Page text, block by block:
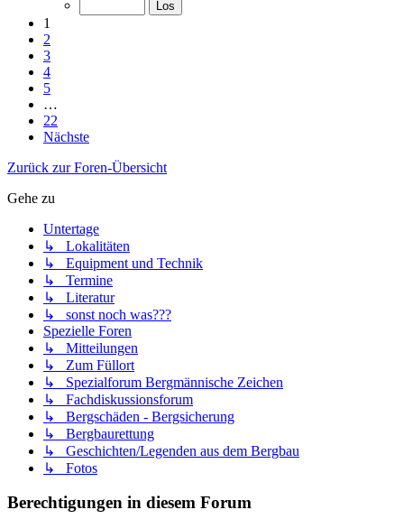
1
2
3
4
5
…
22
Nächste
Zurück zur Foren-Übersicht
Gehe zu
Untertage
↳ Lokalitäten
↳ Equipment und Technik
↳ Termine
↳ Literatur
↳ sonst noch was???
Spezielle Foren
↳ Mitteilungen
↳ Zum Füllort
↳ Spezialforum Bergmännische Zeichen
↳ Fachdiskussionsforum
↳ Bergschäden - Bergsicherung
↳ Bergbaurettung
↳ Geschichten/Legenden aus dem Bergbau
↳ Fotos
Berechtigungen in diesem Forum